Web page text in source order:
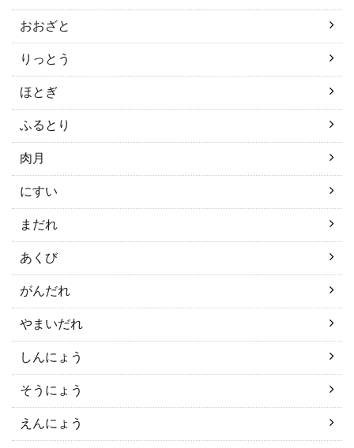
おおざと
りっとう
ほとぎ
ふるとり
肉月
にすい
まだれ
あくび
がんだれ
やまいだれ
しんにょう
そうにょう
えんにょう